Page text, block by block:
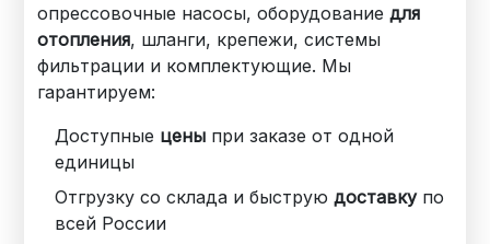
опрессовочные насосы, оборудованиедля
отопления, шланги, крепежи, системы
фильтрации и комплектующие. Мы
гарантируем:
Доступные цены при заказе от одной
единицы
Отгрузку со склада и быструюдоставкупо
всей России